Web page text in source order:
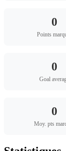
0
Points
0
Goal
0
Moy. pts